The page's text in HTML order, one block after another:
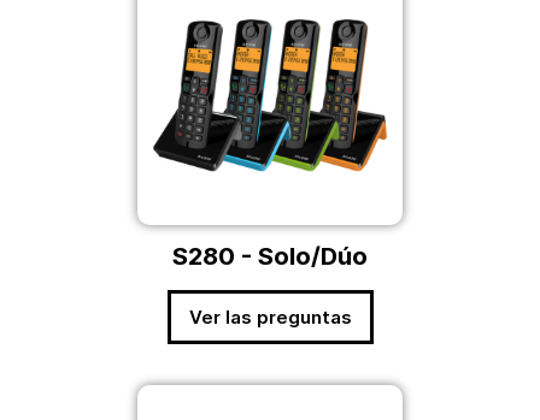
S280 - Solo/Dúo
Ver las preguntas